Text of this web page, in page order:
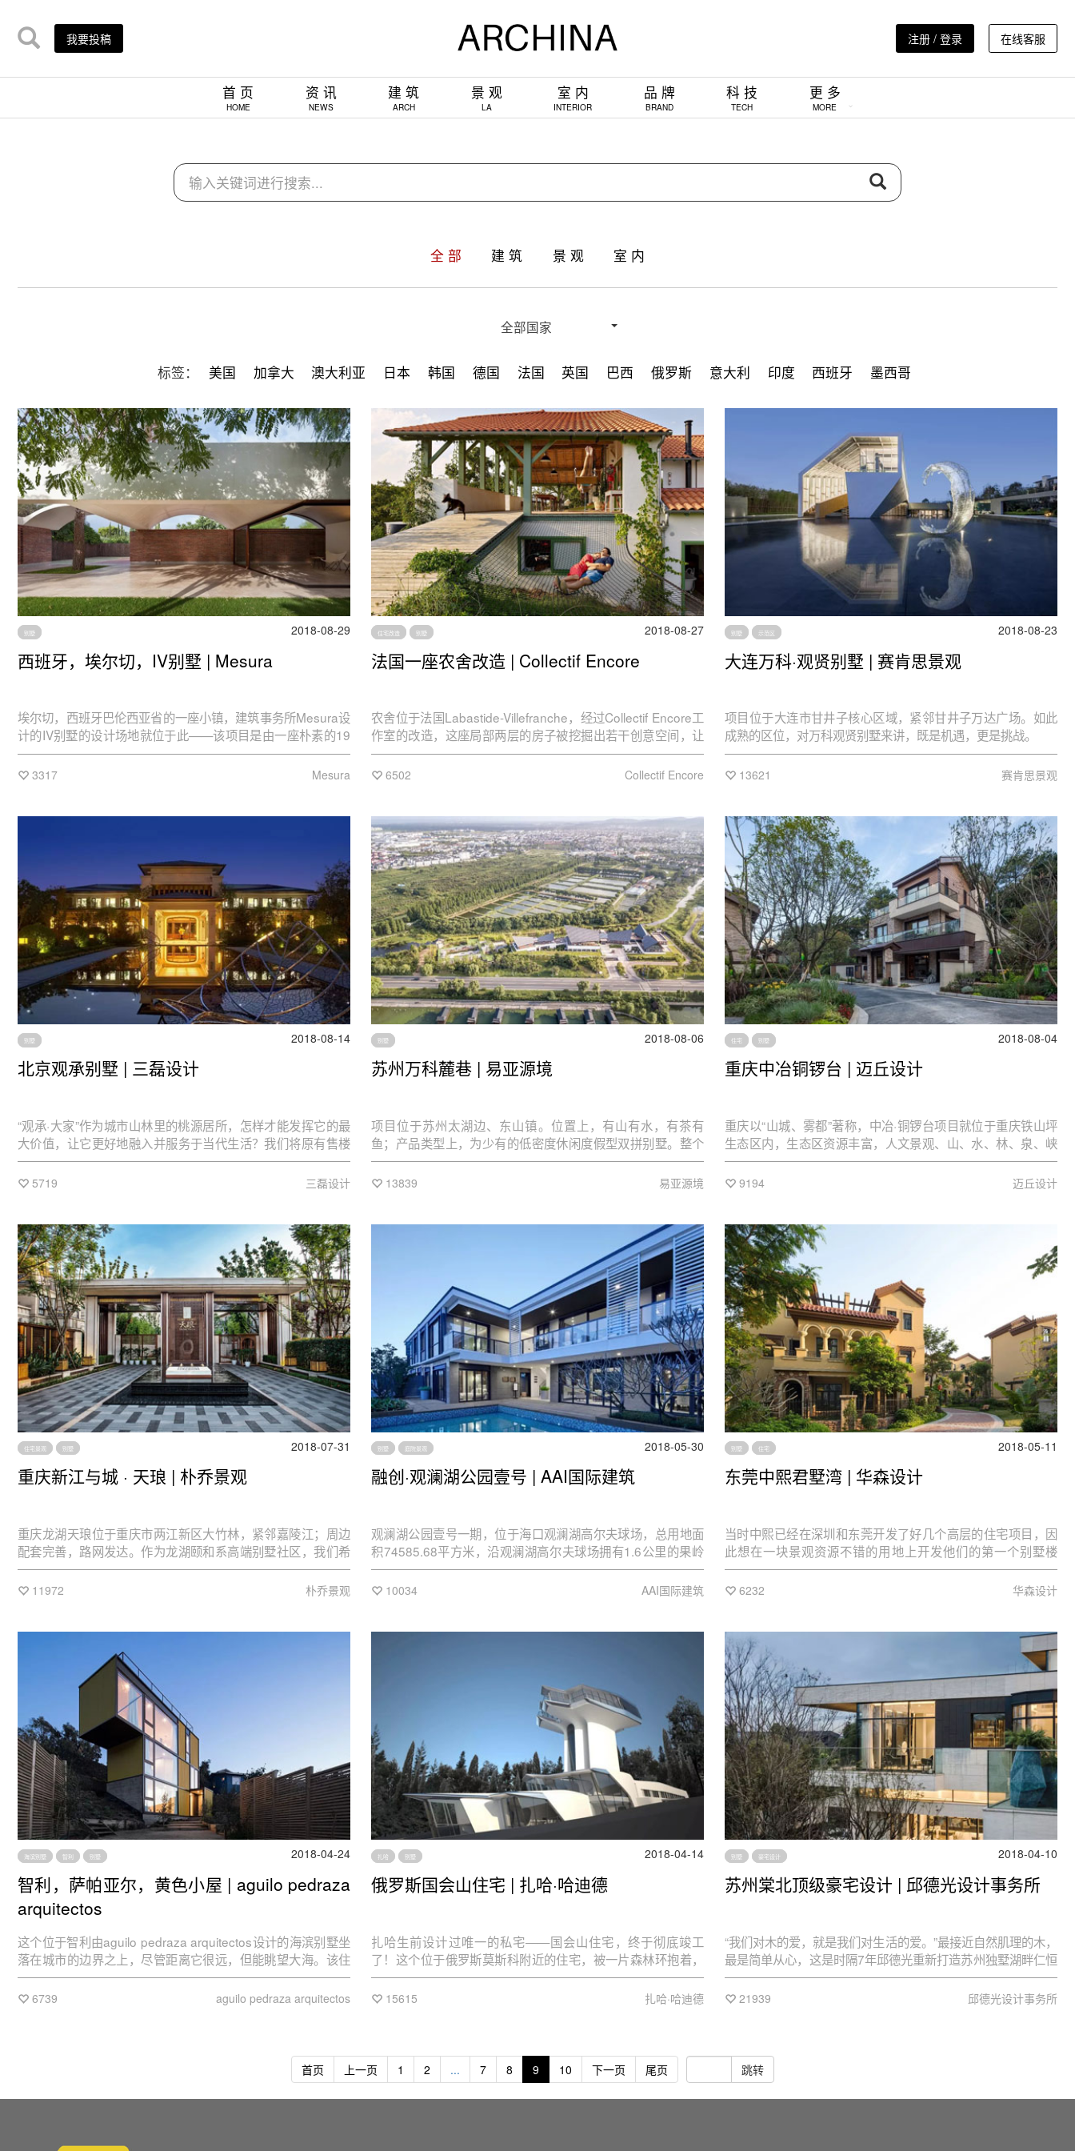
我要投稿 注册 / 登录 在线客服
首 页
HOME
资 讯
NEWS
建 筑
ARCH
景 观
LA
室 内
INTERIOR
品 牌
BRAND
科 技
TECH
更 多
MORE
全 部 建 筑 景 观 室 内
全部国家
标签： 美国 加拿大 澳大利亚 日本 韩国 德国 法国 英国 巴西 俄罗斯 意大利 印度 西班牙 墨西哥
别墅 2018-08-29
西班牙，埃尔切，IV别墅 | Mesura
埃尔切，西班牙巴伦西亚省的一座小镇，建筑事务所Mesura设
计的IV别墅的设计场地就位于此——该项目是由一座朴素的19
世纪80年代度假别墅扩建而成。
3317 Mesura
住宅改造 别墅 2018-08-27
法国一座农舍改造 | Collectif Encore
农舍位于法国Labastide-Villefranche，经过Collectif Encore工
作室的改造，这座局部两层的房子被挖掘出若干创意空间，让
使用者可以尽情享受乡村的绿野与蓝天。房子没有使用任何昂
贵的材料和奢侈的家具，有的只是天然而质朴以及与自然的对
6502 Collectif Encore
别墅 示范区 2018-08-23
大连万科·观贤别墅 | 赛肯思景观
项目位于大连市甘井子核心区域，紧邻甘井子万达广场。如此
成熟的区位，对万科观贤别墅来讲，既是机遇，更是挑战。
13621 赛肯思景观
别墅 2018-08-14
北京观承别墅 | 三磊设计
“观承·大家”作为城市山林里的桃源居所，怎样才能发挥它的最
大价值，让它更好地融入并服务于当代生活？我们将原有售楼
空间整体改造、局部加建、室内重新布局，增加客户的体验感
和参与度，打造一栋含蓄而雅致的示范区。
5719 三磊设计
别墅 2018-08-06
苏州万科麓巷 | 易亚源境
项目位于苏州太湖边、东山镇。位置上，有山有水，有茶有
鱼；产品类型上，为少有的低密度休闲度假型双拼别墅。整个
项目对标京都虹夕诺雅酒店。通过建筑、室内与景观的三重营
造，给业主带来静谧而精致的日式居住体验。对于示范区而
13839 易亚源境
住宅 别墅 2018-08-04
重庆中冶铜锣台 | 迈丘设计
重庆以“山城、雾都”著称，中冶·铜锣台项目就位于重庆铁山坪
生态区内，生态区资源丰富，人文景观、山、水、林、泉、峡
相映成趣。景观设计从此获取灵感，提炼出“云上花园”的设计理
念，精巧构思，云外有山，山中林语，林间音渐，让生活回归
9194 迈丘设计
住宅景观 别墅 2018-07-31
重庆新江与城 · 天琅 | 朴乔景观
重庆龙湖天琅位于重庆市两江新区大竹林，紧邻嘉陵江；周边
配套完善，路网发达。作为龙湖颐和系高端别墅社区，我们希
望能营造一个符合其定位的、极具文化气质的主题化整区。
11972 朴乔景观
别墅 庭院景观 2018-05-30
融创·观澜湖公园壹号 | AAI国际建筑
观澜湖公园壹号一期，位于海口观澜湖高尔夫球场，总用地面
积74585.68平方米，沿观澜湖高尔夫球场拥有1.6公里的果岭
景观面。总体规划以景观资源作为设计主导，结合地形地势，
以拥抱高尔夫球场的姿态，将景观尽收眼底。
10034 AAI国际建筑
别墅 住宅 2018-05-11
东莞中熙君墅湾 | 华森设计
当时中熙已经在深圳和东莞开发了好几个高层的住宅项目，因
此想在一块景观资源不错的用地上开发他们的第一个别墅楼
盘，并对这个项目寄予了厚望。
6232 华森设计
海滨别墅 智利 别墅 2018-04-24
智利，萨帕亚尔，黄色小屋 | aguilo pedraza
arquitectos
这个位于智利由aguilo pedraza arquitectos设计的海滨别墅坐
落在城市的边界之上，尽管距离它很远，但能眺望大海。该住
宅设计有特定的可达性要求，因此，有几个坡道从外面通向不
同的楼层。
6739 aguilo pedraza arquitectos
扎哈 别墅 2018-04-14
俄罗斯国会山住宅 | 扎哈·哈迪德
扎哈生前设计过唯一的私宅——国会山住宅，终于彻底竣工
了！这个位于俄罗斯莫斯科附近的住宅，被一片森林环抱着，
造型依然延续着扎哈一贯的未来派风格，活像在科幻电影中能
看到的太空飞船
15615 扎哈·哈迪德
别墅 豪宅设计 2018-04-10
苏州棠北顶级豪宅设计 | 邱德光设计事务所
“我们对木的爱，就是我们对生活的爱。”最接近自然肌理的木，
最是简单从心，这是时隔7年邱德光重新打造苏州独墅湖畔仁恒
棠北别墅的基底。
21939 邱德光设计事务所
首页 上一页 1 2 ... 7 8 9 10 下一页 尾页 跳转